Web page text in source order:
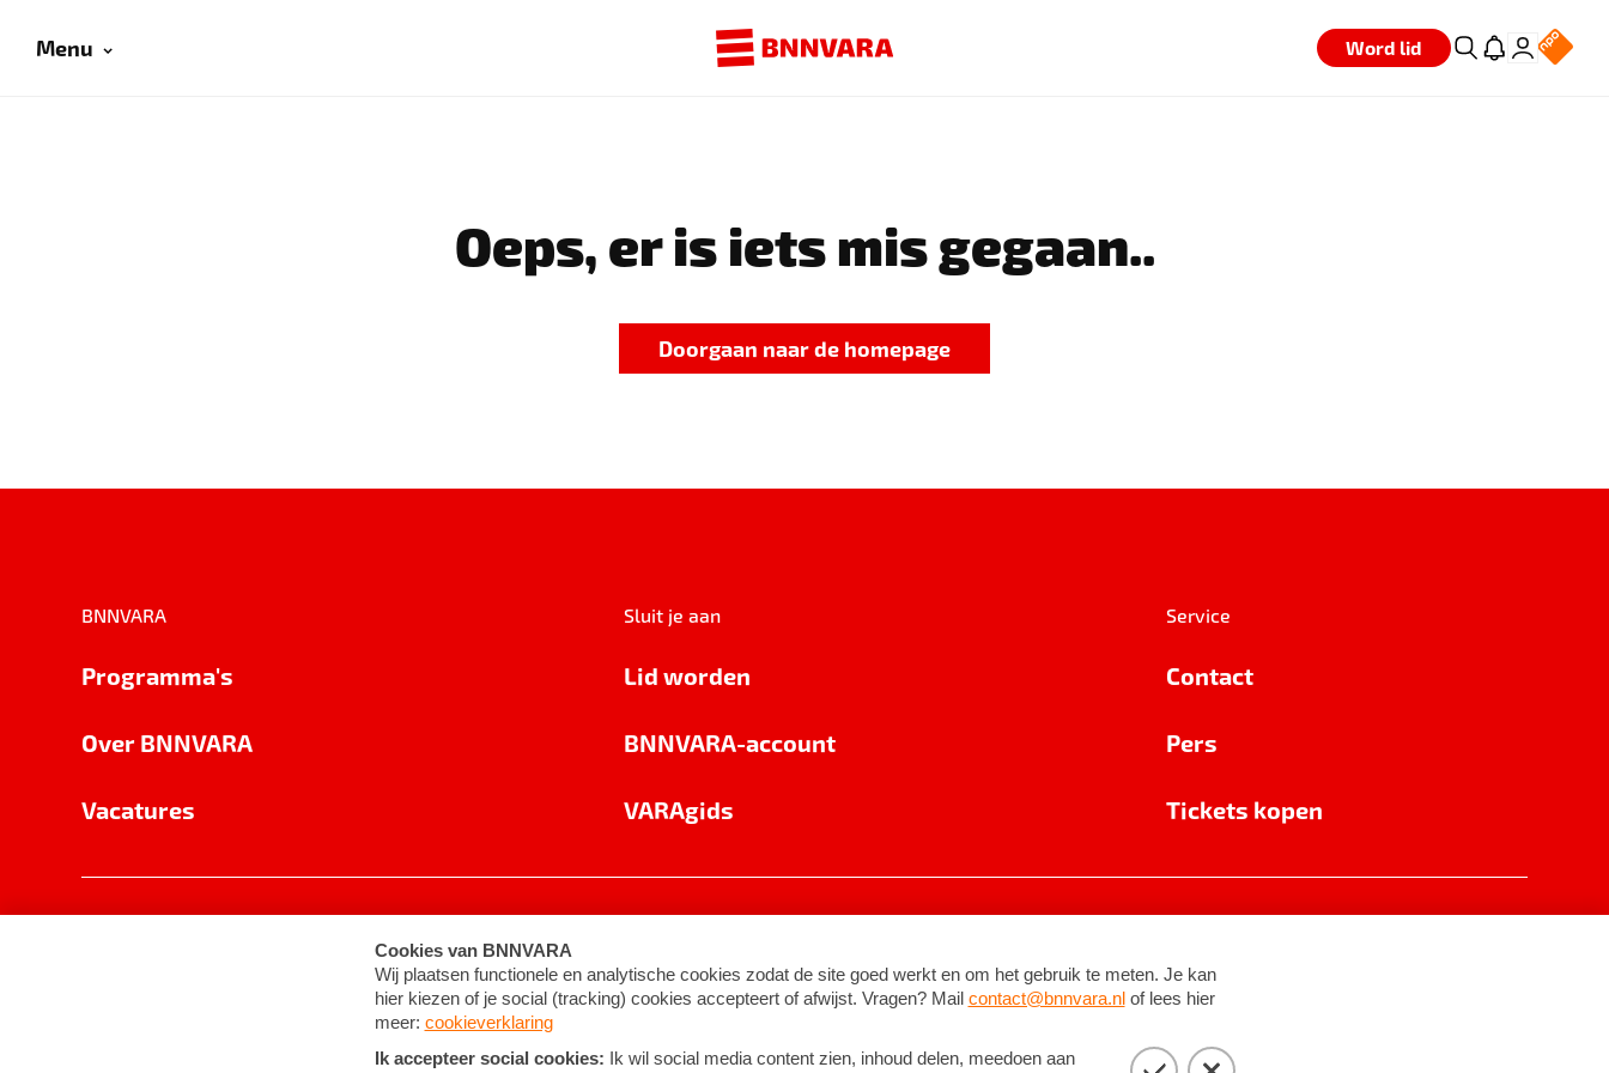
Menu Word lid
Oeps, er is iets mis gegaan..
Doorgaan naar de homepage
BNNVARA
Programma's
Over BNNVARA
Vacatures
Sluit je aan
Lid worden
BNNVARA-account
VARAgids
Service
Contact
Pers
Tickets kopen
Cookie-instellingen Algemene voorwaarden ©2026BNNVARA